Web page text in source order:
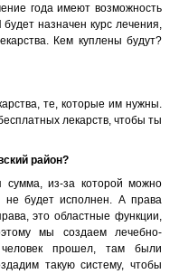
года имеют возможность
назначен курс лечения,
Кем куплены будут?
те, которые им нужны.
лекарств, чтобы ты
район?
из-за которой можно
не будет исполнен. А права
это областные функции,
мы создаем лечебно-
человек прошел, там были
такую систему, чтобы